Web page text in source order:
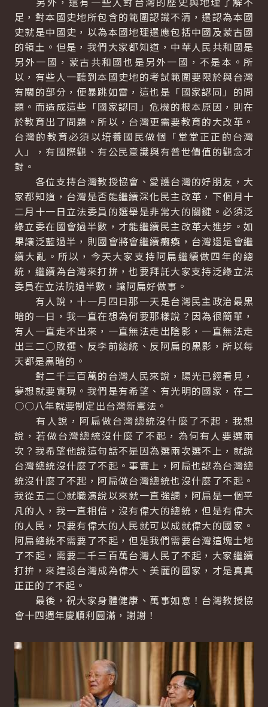
足，對本國史地所包含的範圍認識不清，還認為本國
史就是中國史，以為本國地理還應包括中國及蒙古國
的領土。但是，我們大家都知道，中華人民共和國是
另外一國，蒙古共和國也是另外一國，不是本。所
以，有些人一聽到本國史地的考試範圍要限於與台灣
有關的部分，便暴跳如雷，這也是「國家認同」的問
題。而造成這些「國家認同」危機的根本原因，則在
於教育出了問題。所以，台灣更需要教育的大改革。
台灣的教育必須以培養國民做個「堂堂正正的台灣
人」，有國際觀、有公民意識與有普世價值的觀念才
對。
各位支持台灣教授協會、愛護台灣的好朋友，大
家都知道，台灣是否能繼續深化民主改革，下個月十
二月十一日立法委員的選舉是非常大的關鍵。必須泛
綠立委在國會過半數，才能繼續民主改革大進步。如
果讓泛藍過半，則國會將會繼續癱瘓，台灣還是會繼
續大亂。所以，今天大家支持阿扁繼續做四年的總
統，繼續為台灣來打拚，也要拜託大家支持泛綠立法
委員在立法院過半數，讓阿扁好做事。
有人說，十一月四日那一天是台灣民主政治最黑
暗的一日，我一直在想為何要那樣說？因為很簡單，
有人一直走不出來，一直無法走出陰影，一直無法走
出三二○敗選、反李前總統、反阿扁的黑影，所以每
天都是黑暗的。
對二千三百萬的台灣人民來說，陽光已經看見，
夢想就要實現。我們是有希望、有光明的國家，在二
○○八年就要制定出台灣新憲法。
有人說，阿扁做台灣總統沒什麼了不起，我想
說，若做台灣總統沒什麼了不起，為何有人要選兩
次？我希望他說這句話不是因為選兩次選不上，就說
台灣總統沒什麼了不起。事實上，阿扁也認為台灣總
統沒什麼了不起，阿扁做台灣總統也沒什麼了不起。
我從五二○就職演說以來就一直強調，阿扁是一個平
凡的人，我一直相信，沒有偉大的總統，但是有偉大
的人民，只要有偉大的人民就可以成就偉大的國家。
阿扁總統不需要了不起，但是我們需要台灣這塊土地
了不起，需要二千三百萬台灣人民了不起，大家繼續
打拚，來建設台灣成為偉大、美麗的國家，才是真真
正正的了不起。
最後，祝大家身體健康、萬事如意！台灣教授協
會十四週年慶順利圓滿，謝謝！